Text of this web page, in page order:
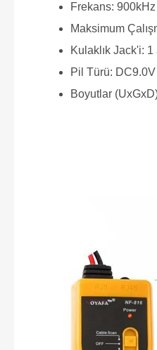
Frekans: 900kHz
Maksimum
Kulaklık Jack'i: 1
Pil Türü:
Boyutlar